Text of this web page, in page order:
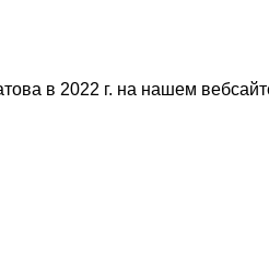
в 2022 г. на нашем